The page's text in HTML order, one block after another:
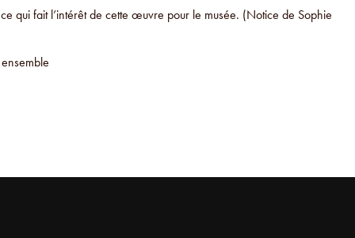
qui fait l’intérêt de cette œuvre pour le musée. (Notice de Sophie